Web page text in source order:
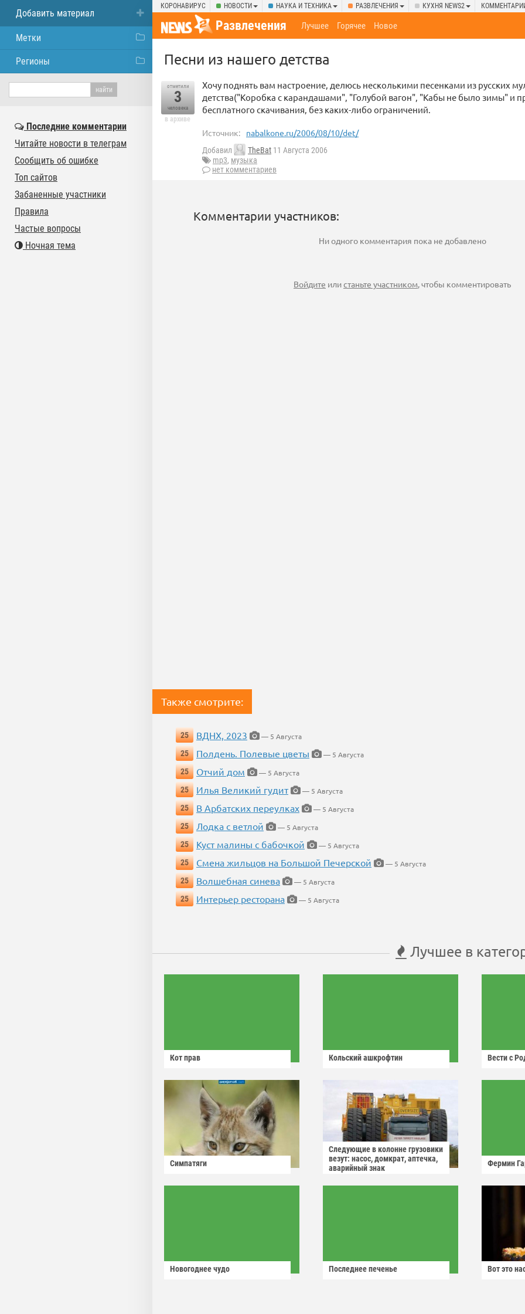
КОРОНАВИРУС НОВОСТИ НАУКА И ТЕХНИКА РАЗВЛЕЧЕНИЯ КУХНЯ NEWS2
Развлечения Лучшее Горячее Новое
Песни из нашего детства
отметили
3
человека
в архиве
Хочу поднять вам настроение, делюсь несколькими песенками из русских
детства("Коробка с карандашами", "Голубой вагон", "Кабы не было зимы" и
бесплатного скачивания, без каких-либо ограничений.
Источник: nabalkone.ru/2006/08/10/det/
Добавил TheBat 11 Августа 2006
mp3, музыка
нет комментариев
Комментарии участников:
Ни одного комментария пока не добавлено
Войдите илистаньте участником, чтобы комментировать
Также смотрите:
25 ВДНХ, 2023
— 5 Августа
25
Полдень. Полевые цветы
— 5 Августа
25
Отчий дом
— 5 Августа
25
Илья Великий гудит
— 5 Августа
25
В Арбатских переулках
— 5 Августа
25
Лодка с ветлой
— 5 Августа
25
Куст малины с бабочкой
— 5 Августа
25
Смена жильцов на Большой Печерской
— 5 Августа
25
Волшебная синева
— 5 Августа
25
Интерьер ресторана — 5 Августа
Лучшее в
Кот прав Кольский ашкрофтин Вести с
Симпатяги
Следующие в колонне грузовики
везут: насос, домкрат, аптечка,
аварийный знак
Фермин
Новогоднее чудо Последнее печенье Вот это
Добавить материал
Метки
Регионы
Последние комментарии
Читайте новости в телеграм
Сообщить об ошибке
Топ сайтов
Забаненные участники
Правила
Частые вопросы
Ночная тема